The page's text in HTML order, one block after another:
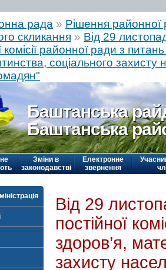
рада » Рішення районної
скликання » Від 29
комісії районної ради з
соціального захисту
Баштанська
Баштанська
Зміни в
законодавстві
Електронне
звернення
Від 29
постійної
здоров’я,
захисту